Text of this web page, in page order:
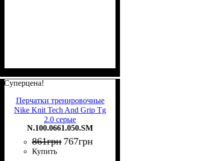
Суперцена!
Перчатки тренировочные
Nike Knit Tech And Grip Tg
2.0 серые
N.100.0661.050.SM
N.100.0661.050.SM
861грн 767грн
Купить